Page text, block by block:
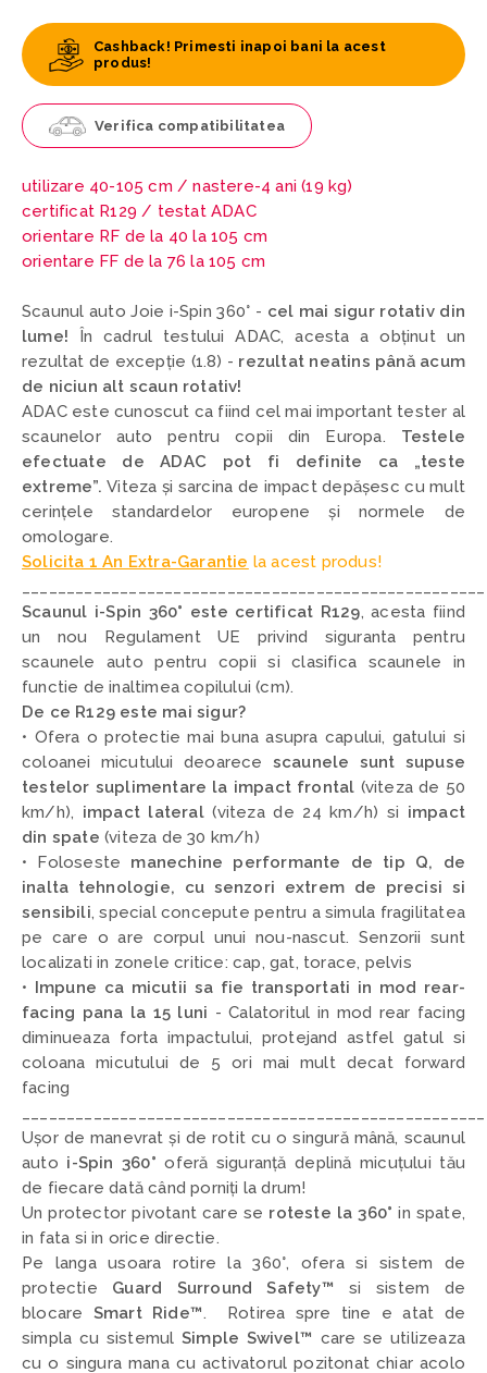
Cashback! Primesti inapoi bani la acest
produs!
Verifica compatibilitatea
utilizare 40-105 cm /nastere-4 ani (19 kg)
certificat R129 / testat ADAC
orientare RF de la 40 la 105 cm
orientare FF de la 76 la 105 cm
Scaunul auto Joie i-Spin 360° - cel mai sigur rotativ din
lume! În cadrul testului ADAC, acesta a obținut un
rezultat de excepție (1.8) - rezultat neatins până acum
de niciun alt scaun rotativ!
ADAC este cunoscut ca fiind cel mai important tester al
scaunelor auto pentru copii din Europa. Testele
efectuate de ADAC pot fi definite ca „teste
extreme”. Viteza și sarcina de impact depășesc cu mult
cerințele standardelor europene și normele de
omologare.
Solicita 1 An Extra-Garantie la acest produs!
Scaunul i-Spin 360° este certificat R129, acesta fiind
un nou Regulament UE privind siguranta pentru
scaunele auto pentru copii si clasifica scaunele in
functie de inaltimea copilului (cm).
De ce R129 este mai sigur?
• Ofera o protectie mai buna asupra capului, gatului si
coloanei micutului deoarece scaunele sunt supuse
testelor suplimentare la impact frontal (viteza de 50
km/h), impact lateral(viteza de 24 km/h) si impact
din spate (viteza de 30 km/h)
• Foloseste manechine performante de tip Q, de
inalta tehnologie, cu senzori extrem de precisi si
sensibili, special concepute pentru a simula fragilitatea
pe care o are corpul unui nou-nascut. Senzorii sunt
localizati in zonele critice: cap, gat, torace, pelvis
• Impune ca micutii sa fie transportati in mod rear-
facing pana la 15 luni - Calatoritul in mod rear facing
diminueaza forta impactului, protejand astfel gatul si
coloana micutului de 5 ori mai mult decat forward
facing
Ușor de manevrat și de rotit cu o singură mână, scaunul
auto i-Spin 360° oferă siguranță deplină micuțului tău
de fiecare dată când porniți la drum!
Un protector pivotant care se roteste la 360° in spate,
in fata si in orice directie.
Pe langa usoara rotire la 360°, ofera si sistem de
protectie Guard Surround Safety™
si sistem de
blocare Smart Ride™. Rotirea spre tine e atat de
simpla cu sistemul Simple Swivel™ care se utilizeaza
cu o singura mana cu activatorul pozitonat chiar acolo